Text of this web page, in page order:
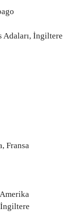
Adaları, İngiltere
Fransa